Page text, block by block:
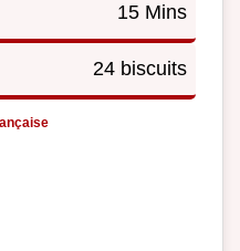
15 Mins
24 biscuits